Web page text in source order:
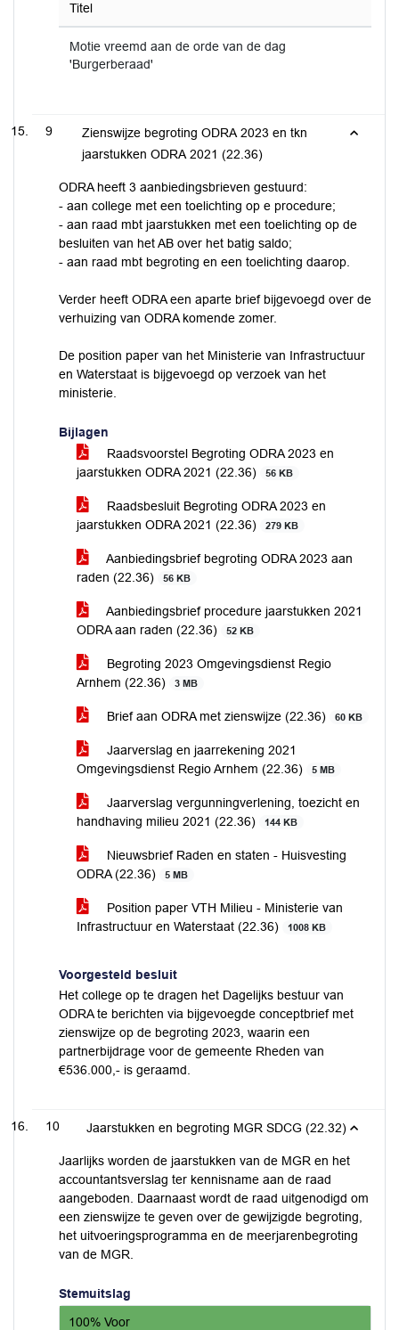
Titel
Motie vreemd aan de orde van de dag
'Burgerberaad'
9
Zienswijze begroting ODRA 2023 en tkn
jaarstukken ODRA 2021 (22.36)
ODRA heeft 3 aanbiedingsbrieven gestuurd:
- aan college met een toelichting op e procedure;
- aan raad mbt jaarstukken met een toelichting op de
besluiten van het AB over het batig saldo;
- aan raad mbt begroting en een toelichting daarop.
Verder heeft ODRA een aparte brief bijgevoegd over de
verhuizing van ODRA komende zomer.
De position paper van het Ministerie van Infrastructuur
en Waterstaat is bijgevoegd op verzoek van het
ministerie.
Bijlagen
Raadsvoorstel Begroting ODRA 2023 en
jaarstukken ODRA 2021 (22.36)
56 KB
Raadsbesluit Begroting ODRA 2023 en
jaarstukken ODRA 2021 (22.36)
279 KB
Aanbiedingsbrief begroting ODRA 2023 aan
raden (22.36)
56 KB
Aanbiedingsbrief procedure jaarstukken 2021
ODRA aan raden (22.36)
52 KB
Begroting 2023 Omgevingsdienst Regio
Arnhem (22.36)
3 MB
Brief aan ODRA met zienswijze (22.36) 60 KB
Jaarverslag en jaarrekening 2021
Omgevingsdienst Regio Arnhem (22.36)
5 MB
Jaarverslag vergunningverlening, toezicht en
handhaving milieu 2021 (22.36)
144 KB
Nieuwsbrief Raden en staten - Huisvesting
ODRA (22.36)
5 MB
Position paper VTH Milieu - Ministerie van
Infrastructuur en Waterstaat (22.36)
1008 KB
Voorgesteld besluit
Het college op te dragen het Dagelijks bestuur van
ODRA te berichten via bijgevoegde conceptbrief met
zienswijze op de begroting 2023, waarin een
partnerbijdrage voor de gemeente Rheden van
€536.000,- is geraamd.
10 Jaarstukken en begroting MGR SDCG (22.32)
Jaarlijks worden de jaarstukken van de MGR en het
accountantsverslag ter kennisname aan de raad
aangeboden. Daarnaast wordt de raad uitgenodigd om
een zienswijze te geven over de gewijzigde begroting,
het uitvoeringsprogramma en de meerjarenbegroting
van de MGR.
Stemuitslag
100% Voor